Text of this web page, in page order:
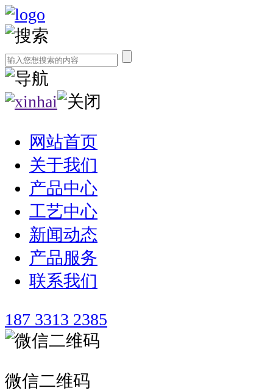
网站首页
关于我们
产品中心
工艺中心
新闻动态
产品服务
联系我们
187 3313 2385
微信二维码